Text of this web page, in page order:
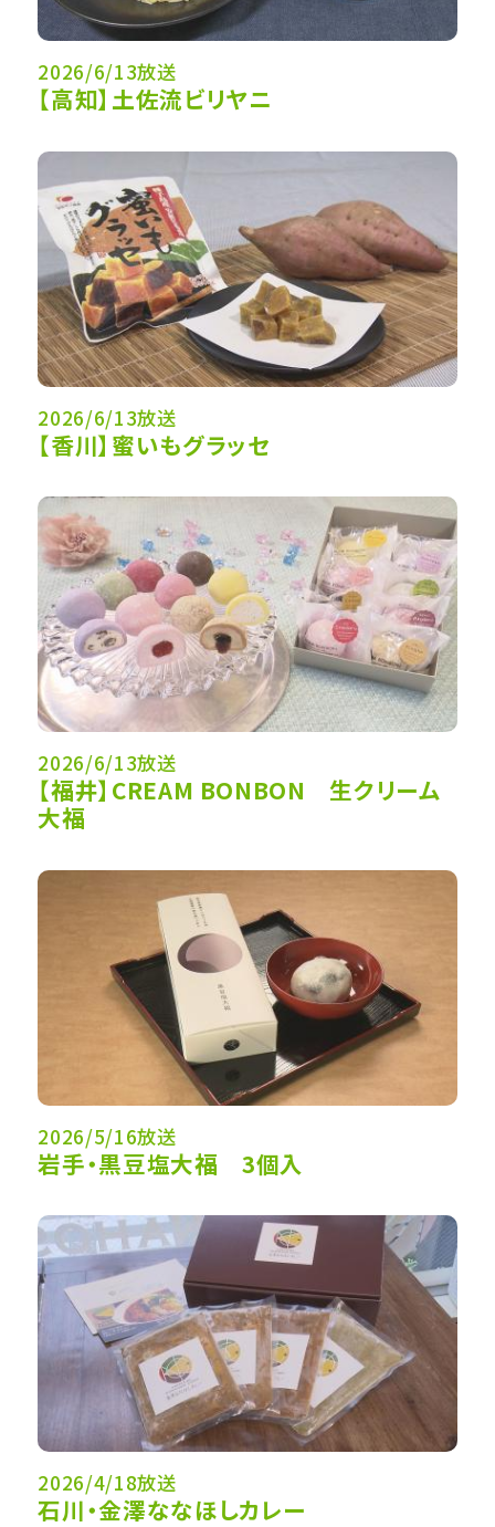
2026/6/13放送
【高知】土佐流ビリヤニ
2026/6/13放送
【香川】蜜いもグラッセ
2026/6/13放送
【福井】CREAM BONBON 生クリーム
大福
2026/5/16放送
岩手・黒豆塩大福 3個入
2026/4/18放送
石川・金澤ななほしカレー